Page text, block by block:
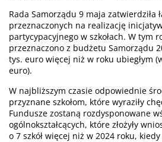
Rada Samorządu 9 maja zatwierdziła
przeznaczonych na realizację
partycypacyjnego w szkołach. W tym
przeznaczono z budżetu Samorządu
tys. euro więcej niż w roku ubiegłym
euro).
W najbliższym czasie odpowiednie
przyznane szkołom, które wyraziły
Fundusze zostaną rozdysponowane
ogólnokształcących, które złożyły
o 7 szkół więcej niż w 2024 roku,